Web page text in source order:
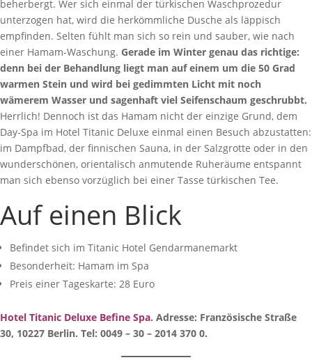
beherbergt. Wer sich einmal der türkischen Waschprozedur
unterzogen hat, wird die herkömmliche Dusche als läppisch
empfinden. Selten fühlt man sich so rein und sauber, wie nach
einer Hamam-Waschung. Gerade im Winter genau das richtige:
denn bei der Behandlung liegt man auf einem um die 50 Grad
warmen Stein und wird bei gedimmten Licht mit noch
wämerem Wasser und sagenhaft viel Seifenschaum geschrubbt.
Herrlich! Dennoch ist das Hamam nicht der einzige Grund, dem
Day-Spa im Hotel Titanic Deluxe einmal einen Besuch abzustatten:
im Dampfbad, der finnischen Sauna, in der Salzgrotte oder in den
wunderschönen, orientalisch anmutende Ruheräume entspannt
man sich ebenso vorzüglich bei einer Tasse türkischen Tee.
Auf einen Blick
Befindet sich im Titanic Hotel Gendarmanemarkt
Besonderheit: Hamam im Spa
Preis einer Tageskarte: 28 Euro
Hotel Titanic Deluxe Befine Spa. Adresse: Französische Straße
30, 10227 Berlin. Tel: 0049 – 30 – 2014 370 0.